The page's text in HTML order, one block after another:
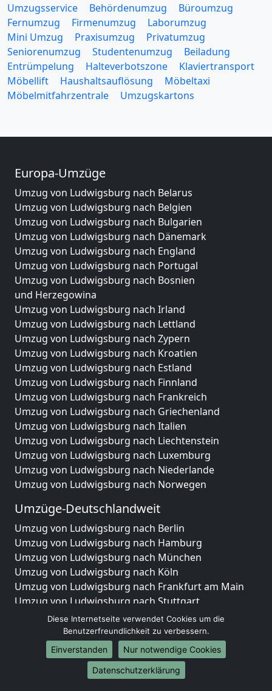
Umzugsservice Behördenumzug
Büroumzug
Fernumzug
Firmenumzug
Laborumzug
Mini Umzug
Praxisumzug
Privatumzug
Seniorenumzug
Studentenumzug
Beiladung
Entrümpelung
Halteverbotszone
Klaviertransport
Möbellift
Haushaltsauflösung
Möbeltaxi
Möbelmitfahrzentrale
Umzugskartons
Europa-Umzüge
Umzug von Ludwigsburg nach Belarus
Umzug von Ludwigsburg nach Belgien
Umzug von Ludwigsburg nach Bulgarien
Umzug von Ludwigsburg nach Dänemark
Umzug von Ludwigsburg nach England
Umzug von Ludwigsburg nach Portugal
Umzug von Ludwigsburg nach Bosnien
und Herzegowina
Umzug von Ludwigsburg nach Irland
Umzug von Ludwigsburg nach Lettland
Umzug von Ludwigsburg nach Zypern
Umzug von Ludwigsburg nach Kroatien
Umzug von Ludwigsburg nach Estland
Umzug von Ludwigsburg nach Finnland
Umzug von Ludwigsburg nach Frankreich
Umzug von Ludwigsburg nach Griechenland
Umzug von Ludwigsburg nach Italien
Umzug von Ludwigsburg nach Liechtenstein
Umzug von Ludwigsburg nach Luxemburg
Umzug von Ludwigsburg nach Niederlande
Umzug von Ludwigsburg nach Norwegen
Umzüge-Deutschlandweit
Umzug von Ludwigsburg nach Berlin
Umzug von Ludwigsburg nach Hamburg
Umzug von Ludwigsburg nach München
Umzug von Ludwigsburg nach Köln
Umzug von Ludwigsburg nach Frankfurt am Main
Umzug von Ludwigsburg nach Stuttgart
Umzug von Ludwigsburg nach Düsseldorf
Umzug von Ludwigsburg nach Leipzig
Umzug von Ludwigsburg nach Dortmund
Umzug von Ludwigsburg nach Essen
Umzug von Ludwigsburg nach Bremen
Diese Internetseite verwendet Cookies um die
Benutzerfreundlichkeit zu verbessern.
Einverstanden
Nur notwendige Cookies
Datenschutzerklärung